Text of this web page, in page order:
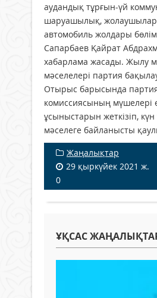
аудандық тұрғын-үй
шаруашылық, жолаушылар
автомобиль жолдары
Сапарбаев Қайрат
хабарлама жасады. Жылу
мәселелері партия
Отырыс барысында
комиссиясының мүшелері
ұсыныстарын жеткізіп, күн
мәселеге байланысты
Жаңалықтар
29 қыркүйек 2021 ж.
0
ҰҚСАС